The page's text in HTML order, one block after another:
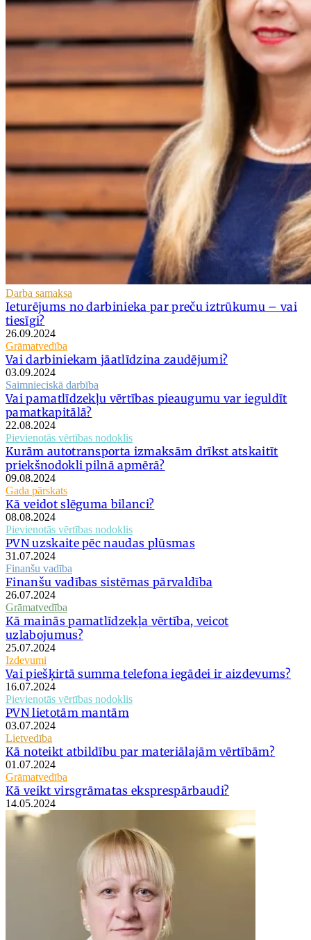
Darba samaksa
Ieturējums no darbinieka par preču iztrūkumu – vai
tiesīgi?
26.09.2024
Grāmatvedība
Vai darbiniekam jāatlīdzina zaudējumi?
03.09.2024
Saimnieciskā darbība
Vai pamatlīdzekļu vērtības pieaugumu var ieguldīt
pamatkapitālā?
22.08.2024
Pievienotās vērtības nodoklis
Kurām autotransporta izmaksām drīkst atskaitīt
priekšnodokli pilnā apmērā?
09.08.2024
Gada pārskats
Kā veidot slēguma bilanci?
08.08.2024
Pievienotās vērtības nodoklis
PVN uzskaite pēc naudas plūsmas
31.07.2024
Finanšu vadība
Finanšu vadības sistēmas pārvaldība
26.07.2024
Grāmatvedība
Kā mainās pamatlīdzekļa vērtība, veicot
uzlabojumus?
25.07.2024
Izdevumi
Vai piešķirtā summa telefona iegādei ir aizdevums?
16.07.2024
Pievienotās vērtības nodoklis
PVN lietotām mantām
03.07.2024
Lietvedība
Kā noteikt atbildību par materiālajām vērtībām?
01.07.2024
Grāmatvedība
Kā veikt virsgrāmatas eksprespārbaudi?
14.05.2024